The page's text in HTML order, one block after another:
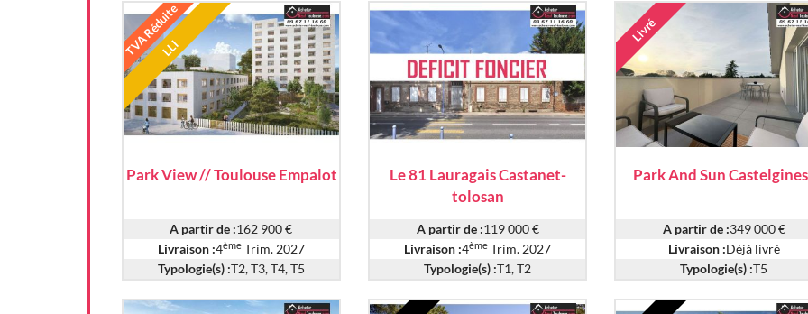
TVA Réduite
LLI
Park View // Toulouse Empalot
A partir de :162 900 €
Livraison :4ème Trim. 2027
Typologie(s) :T2, T3, T4, T5
Le 81 Lauragais Castanet-
tolosan
A partir de :119 000 €
Livraison :4ème Trim. 2027
Typologie(s) :T1, T2
Livré
Park And Sun
A partir de :349 000 €
Livraison :Déjà livré
Typologie(s) :T5